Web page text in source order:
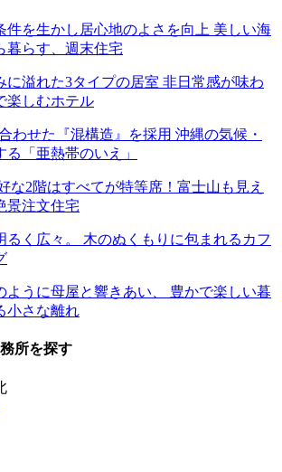
件を生かし居心地のよさを向上 美しい海
暮らす、週末住宅
に溢れた3タイプの居室 非日常感が味わ
楽しむホテル
わせた『混構造』を採用 沖縄の気候・
る「亜熱帯のいえ」
な2階はすべてが特等席！富士山も見え
景注文住宅
るく広々。 木のぬくもりに包まれるカフ
ように母屋と響きあい、 豊かで楽しい暮
小さな離れ
所を探す